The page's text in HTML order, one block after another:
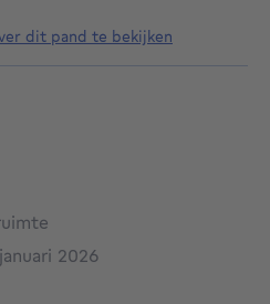
dit pand te bekijken
2026